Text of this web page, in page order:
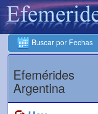
Buscar por Fechas
Efemérides
Argentina